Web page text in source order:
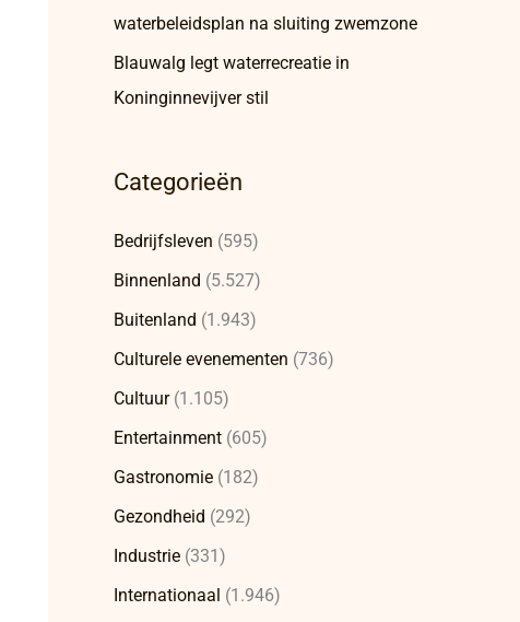
waterbeleidsplan na sluiting zwemzone
Blauwalg legt waterrecreatie in
Koninginnevijver stil
Categorieën
Bedrijfsleven (595)
Binnenland (5.527)
Buitenland (1.943)
Culturele evenementen (736)
Cultuur(1.105)
Entertainment (605)
Gastronomie (182)
Gezondheid (292)
Industrie (331)
Internationaal (1.946)